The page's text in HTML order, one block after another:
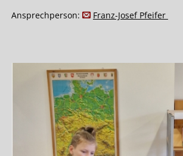
Ansprechperson:
Franz-Josef Pfeifer